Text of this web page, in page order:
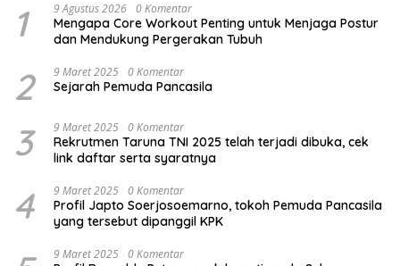
1 9 Agustus 2026 0 Komentar
Mengapa Core Workout Penting untuk Menjaga Postur
dan Mendukung Pergerakan Tubuh
2 9 Maret 2025 0 Komentar
Sejarah Pemuda Pancasila
3 9 Maret 2025 0 Komentar
Rekrutmen Taruna TNI 2025 telah terjadi dibuka, cek
link daftar serta syaratnya
4 9 Maret 2025 0 Komentar
Profil Japto Soerjosoemarno, tokoh Pemuda Pancasila
yang tersebut dipanggil KPK
9 Maret 2025 0 Komentar